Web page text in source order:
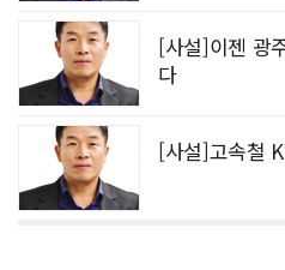
[사설]이젠 광
다
[사설]고속철